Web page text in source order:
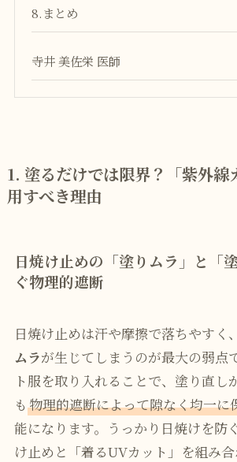
8.まとめ
寺井 美佐栄 医師
1. 塗るだけでは限界？「紫外線
用すべき理由
日焼け止めの「塗りムラ」と「
ぐ物理的遮断
日焼け止めは汗や摩擦で落ちやすく
ムラが生じてしまうのが最大の弱点
ト服を取り入れることで、塗り直し
も 物理的遮断によって隙なく均一に
能になります。うっかり日焼けを防
け止めと「着るUVカット」を組み